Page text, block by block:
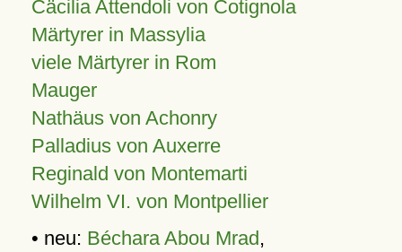
Cäcilia Attendoli von Cotignola
Märtyrer in Massylia
viele Märtyrer in Rom
Mauger
Nathäus von Achonry
Palladius von Auxerre
Reginald von Montemarti
Wilhelm VI. von Montpellier
• neu: Béchara Abou Mrad,